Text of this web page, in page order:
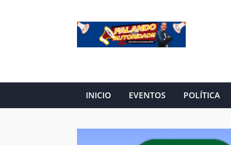
INICIO EVENTOS POLÍTICA